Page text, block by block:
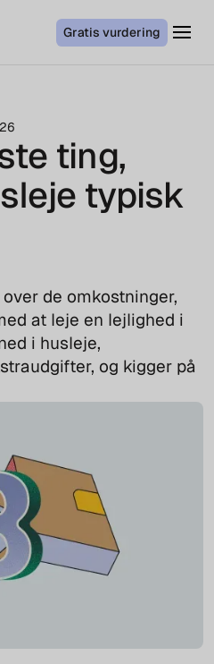
Gratis vurdering
ting,
typisk
de omkostninger,
at leje en lejlighed i
i husleje,
og kigger på